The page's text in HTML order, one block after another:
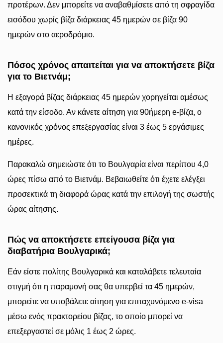
προτέρων. Δεν μπορείτε να αναβαθμίσετε από τη σφραγίδα
εισόδου χωρίς βίζα διάρκειας 45 ημερών σε βίζα 90
ημερών στο αεροδρόμιο.
Πόσος χρόνος απαιτείται για να αποκτήσετε βίζα
για το Βιετνάμ;
Η εξαγορά βίζας διάρκειας 45 ημερών χορηγείται αμέσως
κατά την είσοδο. Αν κάνετε αίτηση για 90ήμερη e-βίζα, ο
κανονικός χρόνος επεξεργασίας είναι 3 έως 5 εργάσιμες
ημέρες.
Παρακαλώ σημειώστε ότι το Βουλγαρία είναι περίπου 4,0
ώρες πίσω από το Βιετνάμ. Βεβαιωθείτε ότι έχετε ελέγξει
προσεκτικά τη διαφορά ώρας κατά την επιλογή της σωστής
ώρας αίτησης.
Πώς να αποκτήσετε επείγουσα βίζα για
διαβατήρια Βουλγαρικά;
Εάν είστε πολίτης Βουλγαρικά και καταλάβετε τελευταία
στιγμή ότι η παραμονή σας θα υπερβεί τα 45 ημερών,
μπορείτε να υποβάλετε αίτηση για επιταχυνόμενο e-visa
μέσω ενός πρακτορείου βίζας, το οποίο μπορεί να
επεξεργαστεί σε μόλις 1 έως 2 ώρες.